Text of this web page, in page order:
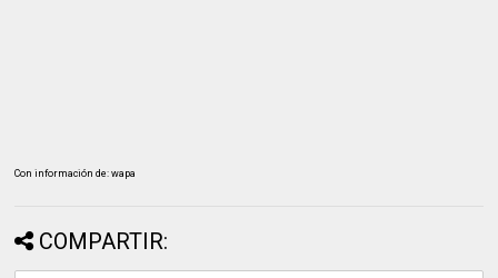
Con información de: wapa
COMPARTIR: